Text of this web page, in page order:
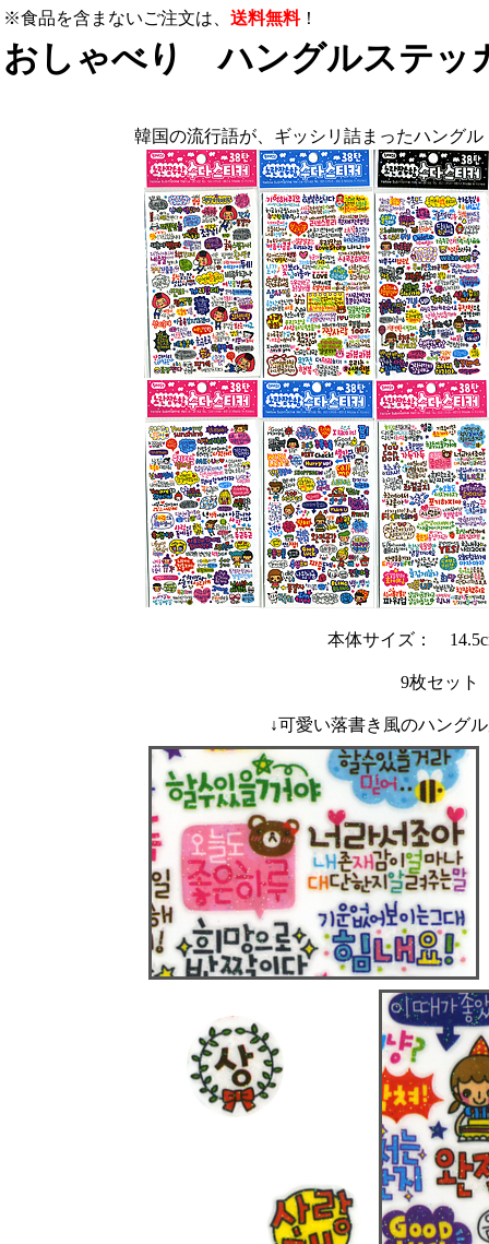
※食品を含まないご注文は、 送料無料！
おしゃべり ハングルステ
韓国の流行語が、ギッシリ詰まったハング
本体サイズ：
9枚セット
↓可愛い落書き風のハング